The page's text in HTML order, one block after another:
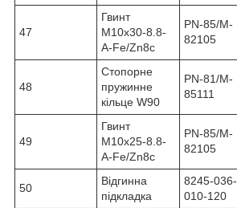
47
Гвинт
M10x30-8.8-
A-Fe/Zn8c
PN-85/M-
82105
48
Стопорне
пружинне
кільце W90
PN-81/M-
85111
49
Гвинт
M10x25-8.8-
A-Fe/Zn8c
PN-85/M-
82105
50
Відгинна
підкладка
8245-036-
010-120